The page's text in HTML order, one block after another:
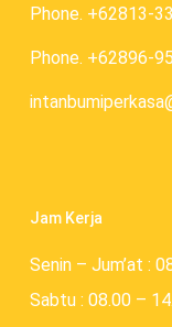
Phone. +62813-
Phone. +62896-
Jam Kerja
Senin – Jum’at :
Sabtu : 08.00 –